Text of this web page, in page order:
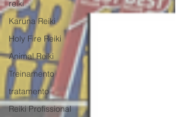
reiki
Karuna Reiki
Holy Fire Reiki
Animal Reiki
Treinamento
tratamento
Reiki Profissional